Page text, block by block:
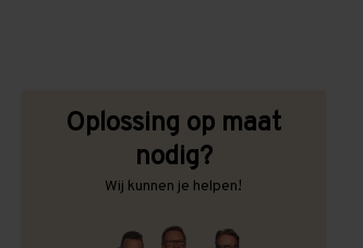
Oplossing op maat
nodig?
Wij kunnen je helpen!